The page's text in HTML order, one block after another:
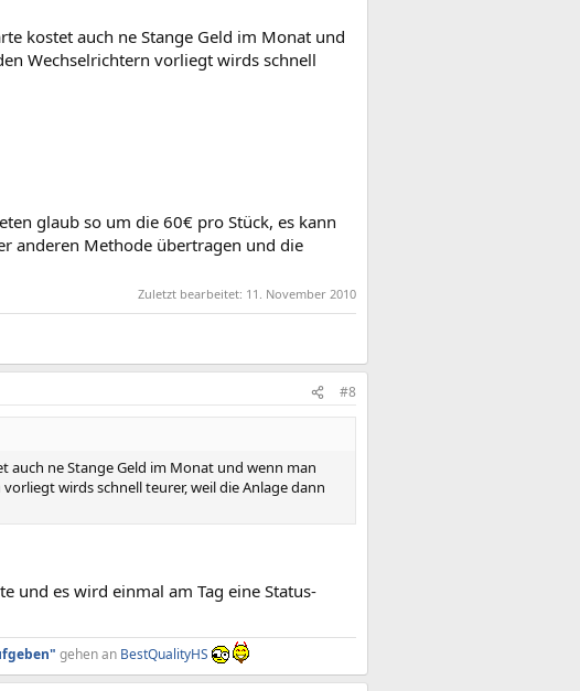
kostet auch ne Stange Geld im Monat und
Wechselrichtern vorliegt wirds schnell
glaub so um die 60€ pro Stück, es kann
anderen Methode übertragen und die
Zuletzt bearbeitet: 11. November 2010
#8
auch ne Stange Geld im Monat und wenn man
wirds schnell teurer, weil die Anlage dann
und es wird einmal am Tag eine Status-
gehen an BestQualityHS